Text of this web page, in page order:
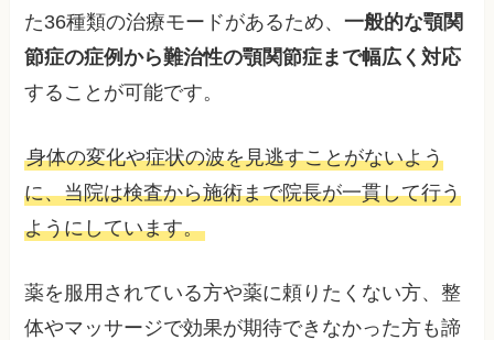
た36種類の治療モードがあるため、一般的な顎関
節症の症例から難治性の顎関節症まで幅広く対応
することが可能です。
身体の変化や症状の波を見逃すことがないよう
に、当院は検査から施術まで院長が一貫して行う
ようにしています。
薬を服用されている方や薬に頼りたくない方、整
体やマッサージで効果が期待できなかった方も諦